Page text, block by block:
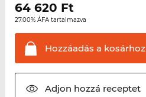
64 620 Ft
27.00% ÁFA tartalmazva
Hozzáadás a kosárhoz
Adjon hozzá receptet